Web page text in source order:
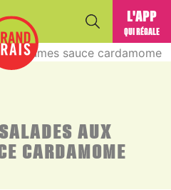
L'APP
QUI RÉGALE
AUX
CARDAMOME